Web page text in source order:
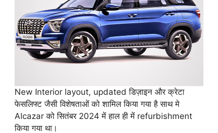
New Interior layout, updated डिज़ाइन और क्रेटा
फेसलिफ्ट जैसी विशेषताओं को शामिल किया गया है साथ मे
Alcazar को सितंबर 2024 में हाल ही में refurbishment
किया गया था।